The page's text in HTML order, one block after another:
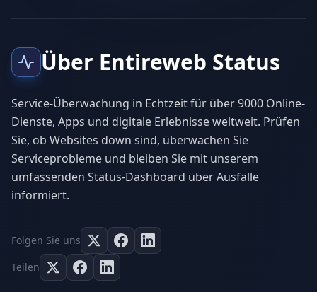
Über Entireweb Status
Service-Überwachung in Echtzeit für über 9000 Online-
Dienste, Apps und digitale Erlebnisse weltweit. Prüfen
Sie, ob Websites down sind, überwachen Sie
Serviceprobleme und bleiben Sie mit unserem
umfassenden Status-Dashboard über Ausfälle
informiert.
Folgen Sie uns
Teilen